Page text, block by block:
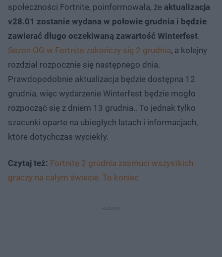
społeczności Fortnite, poinformowała, że aktualizacja
v28.01 zostanie wydana w połowie grudnia i będzie
zawierać długo oczekiwaną zawartość Winterfest.
Sezon OG w Fortnite zakończy się 2 grudnia, a kolejny
rozdział rozpocznie się następnego dnia.
Prawdopodobnie aktualizacja będzie dostępna 12
grudnia, więc wydarzenie Winterfest będzie mogło
rozpocząć się z dniem 13 grudnia.. To jednak tylko
szacunki oparte na ubiegłych latach i informacjach,
które dotychczas wyciekły.
Czytaj też: Fortnite 2 grudnia zasmuci wszystkich
graczy na całym świecie. To koniec